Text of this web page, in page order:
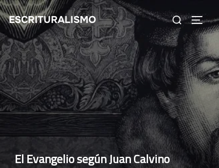
Skip
to
content
ESCRITURALISMO
Search
for:
El Evangelio según Juan Calvino